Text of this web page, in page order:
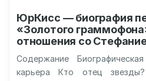
ЮрКисс — биография
«Золотого
отношения со
Содержание
карьера Кто отец